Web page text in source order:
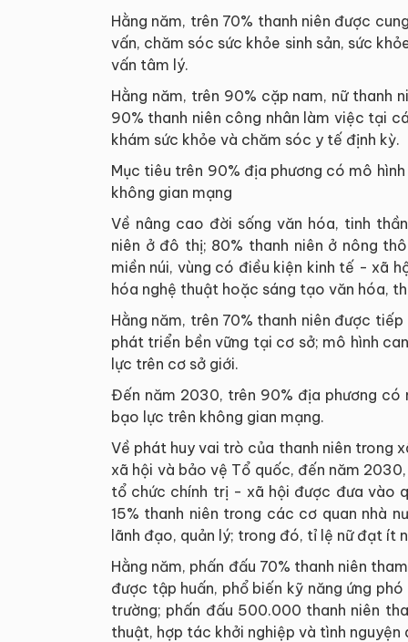
Hằng năm, trên 70% thanh niên được
vấn, chăm sóc sức khỏe sinh sản, sức
vấn tâm lý.
Hằng năm, trên 90% cặp nam, nữ thanh
90% thanh niên công nhân làm việc tại
khám sức khỏe và chăm sóc y tế định kỳ.
Mục tiêu trên 90% địa phương có mô
không gian mạng
Về nâng cao đời sống văn hóa, tinh
niên ở đô thị; 80% thanh niên ở nông
miền núi, vùng có điều kiện kinh tế - xã
hóa nghệ thuật hoặc sáng tạo văn hóa,
Hằng năm, trên 70% thanh niên được
phát triển bền vững tại cơ sở; mô hình
lực trên cơ sở giới.
Đến năm 2030, trên 90% địa phương có
bạo lực trên không gian mạng.
Về phát huy vai trò của thanh niên trong
xã hội và bảo vệ Tổ quốc, đến năm
tổ chức chính trị - xã hội được đưa vào
15% thanh niên trong các cơ quan nhà
lãnh đạo, quản lý; trong đó, tỉ lệ nữ đạt ít
Hằng năm, phấn đấu 70% thanh niên
được tập huấn, phổ biến kỹ năng ứng
trường; phấn đấu 500.000 thanh niên
thuật, hợp tác khởi nghiệp và tình